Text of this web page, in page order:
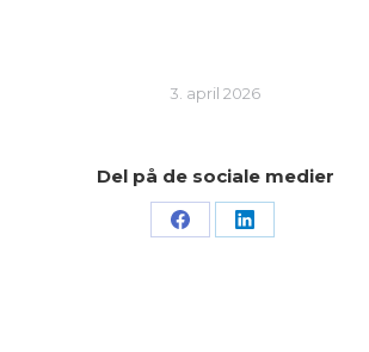
3. april 2026
Del på de sociale medier
Share Share